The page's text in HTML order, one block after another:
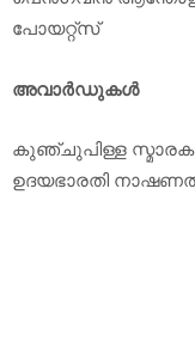
പോയറ്റ്‌സ്
അവാര്‍ഡുകള്‍
കുഞ്ചുപിള്ള
ഉദയഭാരതി